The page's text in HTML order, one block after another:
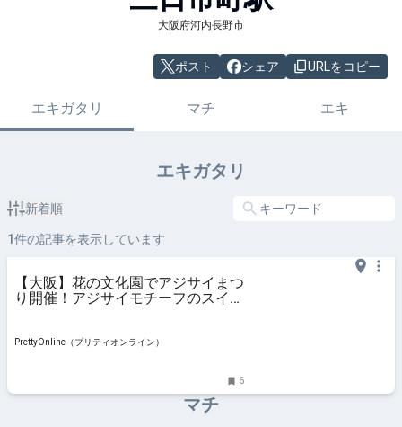
大阪府河内長野市
ポスト シェア URLをコピー
エキガタリ マチ エキ
エキガタリ
新着順
1件の記事を表示しています
【大阪】花の文化園でアジサイまつ
り開催！アジサイモチーフのスイー
PrettyOnline（プリティオンライン）
6
マチ